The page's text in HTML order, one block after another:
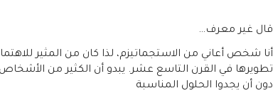
‏قال غير معرف…
أنا شخص أعاني من الاستجماتيزم، لذا كان من المثير
تطويرها في القرن التاسع عشر. يبدو أن الكثير من
دون أن يجدوا الحلول المناسبة